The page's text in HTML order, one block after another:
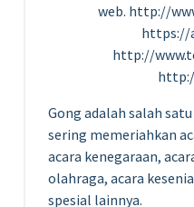
web. http://
https://
http://
Gong adalah salah
sering memeriahkan
acara kenegaraan,
olahraga, acara
spesial lainnya.